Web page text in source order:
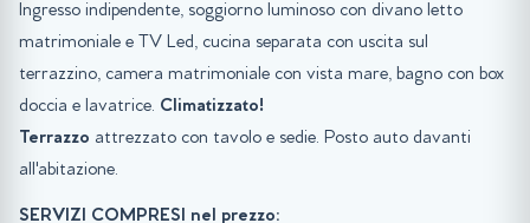
Ingresso indipendente, soggiorno luminoso con divano letto
matrimoniale e TV Led, cucina separata con uscita sul
terrazzino, camera matrimoniale con vista mare, bagno con box
doccia e lavatrice. Climatizzato!
Terrazzo attrezzato con tavolo e sedie. Posto auto davanti
all'abitazione.
SERVIZI COMPRESI nel prezzo: